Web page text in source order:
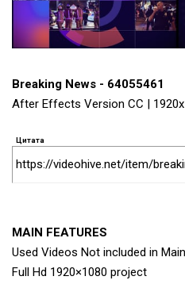
Breaking News - 64055461
After Effects Version CC |
Цитата
https://videohive.net/item/
MAIN FEATURES
Used Videos Not included in
Full Hd 1920×1080 project